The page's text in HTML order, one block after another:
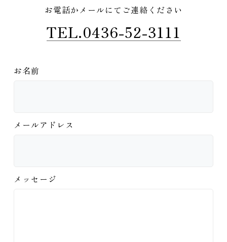
お電話かメールにてご連絡ください
TEL.0436-52-3111
お名前
メールアドレス
メッセージ